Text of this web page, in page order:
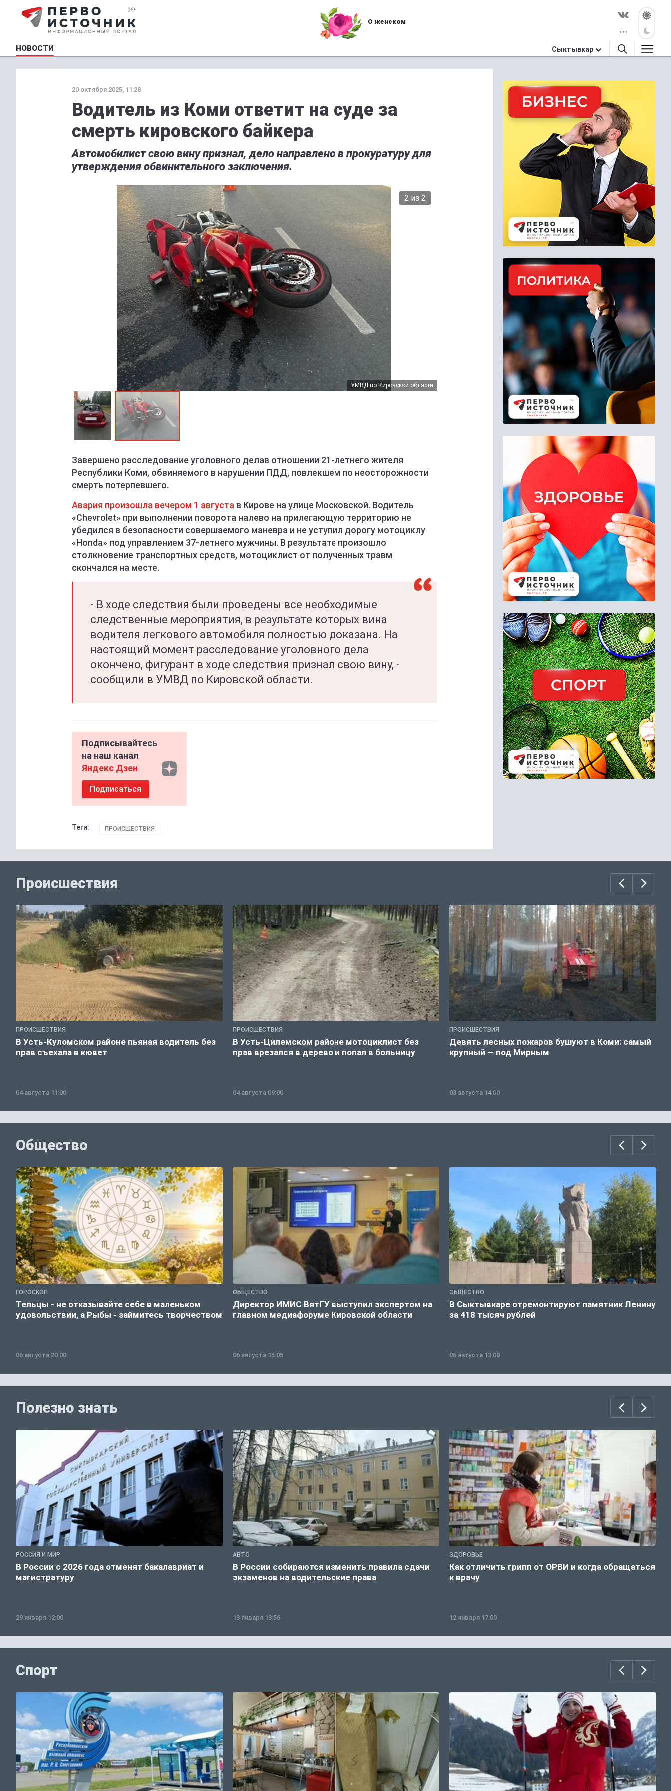
О женском
НОВОСТИ Сыктывкар
20 октября 2025, 11:28
Водитель из Коми ответит на суде за
смерть кировского байкера
Автомобилист свою вину признал, дело направлено в прокуратуру для
утверждения обвинительного заключения.
2 из 2
УМВД по Кировской области
УМВД по Кировской области
Завершено расследование уголовного делав отношении 21-летнего жителя
Республики Коми, обвиняемого в нарушении ПДД, повлекшем по неосторожности
смерть потерпевшего.
Авария произошла вечером 1 августа в Кирове на улице Московской. Водитель
«Chevrolet» при выполнении поворота налево на прилегающую территорию не
убедился в безопасности совершаемого маневра и не уступил дорогу мотоциклу
«Honda» под управлением 37-летнего мужчины. В результате произошло
столкновение транспортных средств, мотоциклист от полученных травм
скончался на месте.
- В ходе следствия были проведены все необходимые
следственные мероприятия, в результате которых вина
водителя легкового автомобиля полностью доказана. На
настоящий момент расследование уголовного дела
окончено, фигурант в ходе следствия признал свою вину, -
сообщили в УМВД по Кировской области.
Подписывайтесь
на наш канал
Яндекс Дзен
Подписаться
Теги: ПРОИСШЕСТВИЯ
Происшествия
ПРОИСШЕСТВИЯ
В Усть-Куломском районе пьяная водитель без
прав съехала в кювет
04 августа 11:00
ПРОИСШЕСТВИЯ
В Усть-Цилемском районе мотоциклист без
прав врезался в дерево и попал в больницу
04 августа 09:00
ПРОИСШЕСТВИЯ
Девять лесных пожаров бушуют в Коми: самый
крупный — под Мирным
03 августа 14:00
Общество
ГОРОСКОП
Тельцы - не отказывайте себе в маленьком
удовольствии, а Рыбы - займитесь творчеством
06 августа 20:00
ОБЩЕСТВО
Директор ИМИС ВятГУ выступил экспертом на
главном медиафоруме Кировской области
06 августа 15:05
ОБЩЕСТВО
В Сыктывкаре отремонтируют памятник Ленину
за 418 тысяч рублей
06 августа 13:00
Полезно знать
РОССИЯ И МИР
В России с 2026 года отменят бакалавриат и
магистратуру
29 января 12:00
АВТО
В России собираются изменить правила сдачи
экзаменов на водительские права
13 января 13:56
ЗДОРОВЬЕ
Как отличить грипп от ОРВИ и когда обращаться
к врачу
12 января 17:00
Спорт